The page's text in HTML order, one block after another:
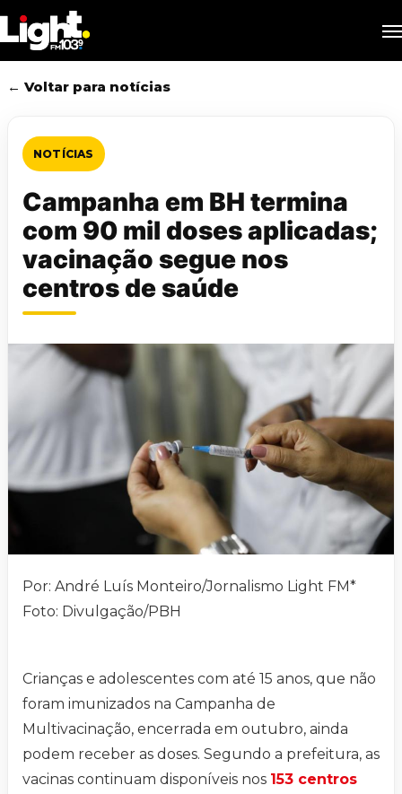
to
main
content
← Voltar para notícias
NOTÍCIAS
Campanha em BH termina
com 90 mil doses aplicadas;
vacinação segue nos
centros de saúde
Por: André Luís Monteiro/Jornalismo Light FM*
Foto: Divulgação/PBH
Crianças e adolescentes com até 15 anos, que não
foram imunizados na Campanha de
Multivacinação, encerrada em outubro, ainda
podem receber as doses. Segundo a prefeitura, as
vacinas continuam disponíveis nos 153 centros